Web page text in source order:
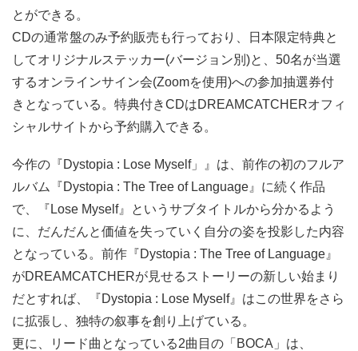
とができる。
CDの通常盤のみ予約販売も行っており、日本限定特典と
してオリジナルステッカー(バージョン別)と、50名が当選
するオンラインサイン会(Zoomを使用)への参加抽選券付
きとなっている。特典付きCDはDREAMCATCHERオフィ
シャルサイトから予約購入できる。
今作の『Dystopia : Lose Myself」』は、前作の初のフルア
ルバム『Dystopia : The Tree of Language』に続く作品
で、『Lose Myself』というサブタイトルから分かるよう
に、だんだんと価値を失っていく自分の姿を投影した内容
となっている。前作『Dystopia : The Tree of Language』
がDREAMCATCHERが見せるストーリーの新しい始まり
だとすれば、『Dystopia : Lose Myself』はこの世界をさら
に拡張し、独特の叙事を創り上げている。
更に、リード曲となっている2曲目の「BOCA」は、